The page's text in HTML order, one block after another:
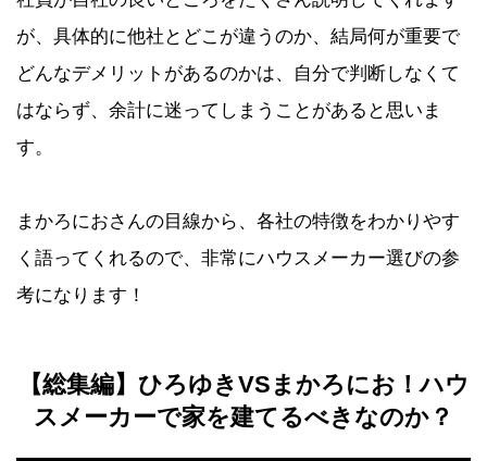
が、具体的に他社とどこが違うのか、結局何が重要で
どんなデメリットがあるのかは、自分で判断しなくて
はならず、余計に迷ってしまうことがあると思いま
す。
まかろにおさんの目線から、各社の特徴をわかりやす
く語ってくれるので、非常にハウスメーカー選びの参
考になります！
【総集編】ひろゆきVSまかろにお！ハウ
スメーカーで家を建てるべきなのか？